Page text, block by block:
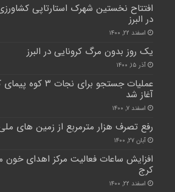
افتتاح نخستین شهرک استارتاپی
در البرز
اسفند ۲۲, ۱۴۰۰
یک روز بدون مرگ کرونایی در البرز
آذر ۱۵, ۱۴۰۰
عملیات جستجو برای نجات ۳
آغاز شد
اسفند ۷, ۱۴۰۰
رفع تصرف هزار مترمربع از زمین های ملی
آبان ۲۷, ۱۴۰۰
افزایش ساعات فعالیت مرکز اهدای خون
کرج
اسفند ۲۲, ۱۴۰۰